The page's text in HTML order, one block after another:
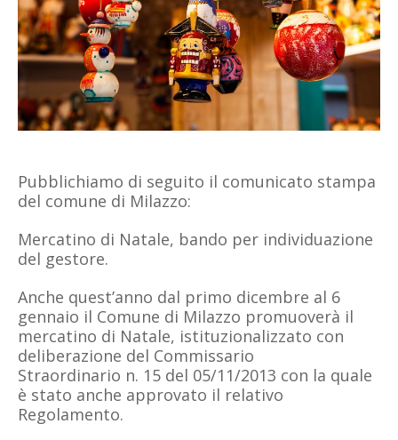
Pubblichiamo di seguito il comunicato stampa
del comune di Milazzo:
Mercatino di Natale, bando per individuazione
del gestore.
Anche quest’anno dal primo dicembre al 6
gennaio il Comune di Milazzo promuoverà il
mercatino di Natale, istituzionalizzato con
deliberazione del Commissario
Straordinario n. 15 del 05/11/2013 con la quale
è stato anche approvato il relativo
Regolamento.